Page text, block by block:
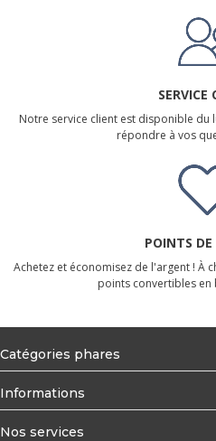
SERVICE
Notre service client est disponible du
répondre à vos
POINTS DE
Achetez et économisez de l'argent ! À
points convertibles
Catégories phares
Informations
Nos services